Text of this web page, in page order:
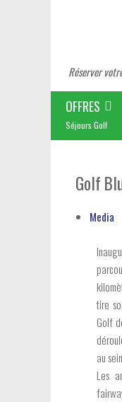
Réserver
OFFRES
Séjours Golf
Golf
Media
tire
Golf
au
Les